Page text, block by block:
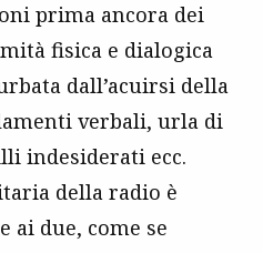
prima ancora dei
fisica e dialogica
dall’acuirsi della
verbali, urla di
indesiderati ecc.
della radio è
ai due, come se